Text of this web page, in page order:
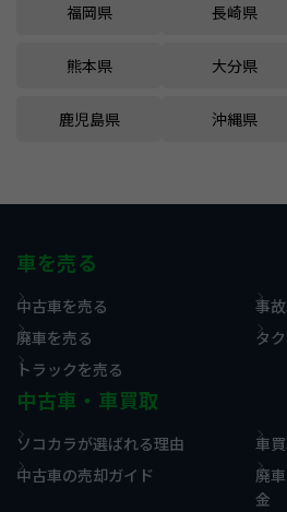
福岡県 長崎県
熊本県 大分県
鹿児島県 沖縄県
車を売る
中古車を売る
事
廃車を売る
タ
トラックを売る
中古車・車買取
ソコカラが選ばれる理由
車
中古車の売却ガイド
廃
金